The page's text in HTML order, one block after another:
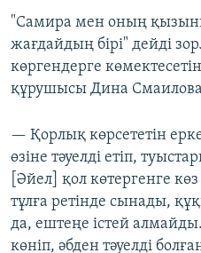
"Самира мен оның
жағдайдың бірі" дейді
көргендерге
құрушысы Дина
— Қорлық көрсететін
өзіне тәуелді етіп,
[Әйел] қол көтергенге
тұлға ретінде сынады,
да, ештеңе істей
көніп, әбден тәуелді